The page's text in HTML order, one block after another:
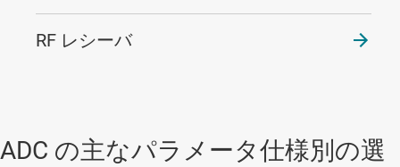
RF レシーバ
ADC の主なパラメータ仕様別の選